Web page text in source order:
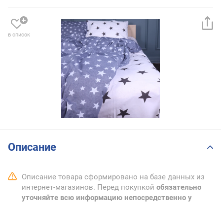
в список
Описание
Описание товара сформировано на базе данных из
интернет-магазинов. Перед покупкой обязательно
уточняйте всю информацию непосредственно у